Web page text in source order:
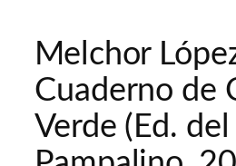
Melchor
Cuaderno de
Verde (Ed. del